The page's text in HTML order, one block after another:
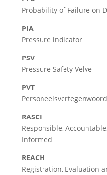
Probability of Failure on
PIA
Pressure indicator
PSV
Pressure Safety Velve
PVT
RASCI
Responsible,
Informed
REACH
Registration, Evaluation